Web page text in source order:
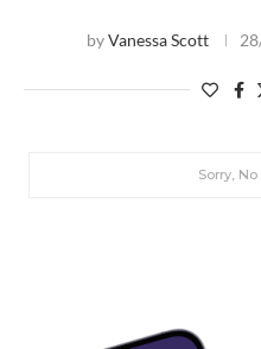
byVanessa Scott
Sorry,